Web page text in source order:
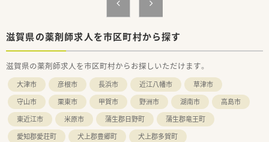
パニーであり、抜群の安定性を誇ります。
■従業員一人ひとりの働きやすさを大事にし、充実した福利厚生
■それぞれの従業員の役割が明確に定められており、専門性を高
めながら業務に集中できます。
滋賀県の薬剤師求人を市区町村から探す
滋賀県の薬剤師求人を市区町村からお探しいただけます。
大津市 彦根市 長浜市 近江八幡市
草津市
守山市
栗東市 甲賀市 野洲市 湖南市
高島市
東近江市
米原市 蒲生郡日野町
蒲生郡竜王町
愛知郡愛荘町
犬上郡豊郷町 犬上郡多賀町